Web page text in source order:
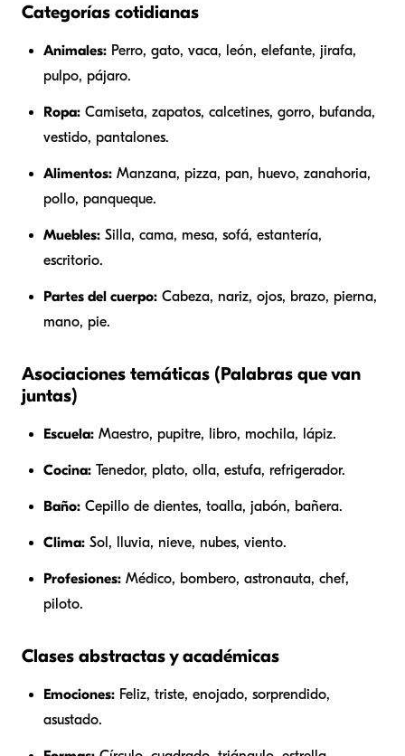
Categorías cotidianas
Animales: Perro, gato, vaca, león, elefante, jirafa,
pulpo, pájaro.
Ropa: Camiseta, zapatos, calcetines, gorro, bufanda,
vestido, pantalones.
Alimentos: Manzana, pizza, pan, huevo, zanahoria,
pollo, panqueque.
Muebles: Silla, cama, mesa, sofá, estantería,
escritorio.
Partes del cuerpo: Cabeza, nariz, ojos, brazo, pierna,
mano, pie.
Asociaciones temáticas (Palabras que van
juntas)
Escuela: Maestro, pupitre, libro, mochila, lápiz.
Cocina: Tenedor, plato, olla, estufa, refrigerador.
Baño: Cepillo de dientes, toalla, jabón, bañera.
Clima: Sol, lluvia, nieve, nubes, viento.
Profesiones: Médico, bombero, astronauta, chef,
piloto.
Clases abstractas y académicas
Emociones: Feliz, triste, enojado, sorprendido,
asustado.